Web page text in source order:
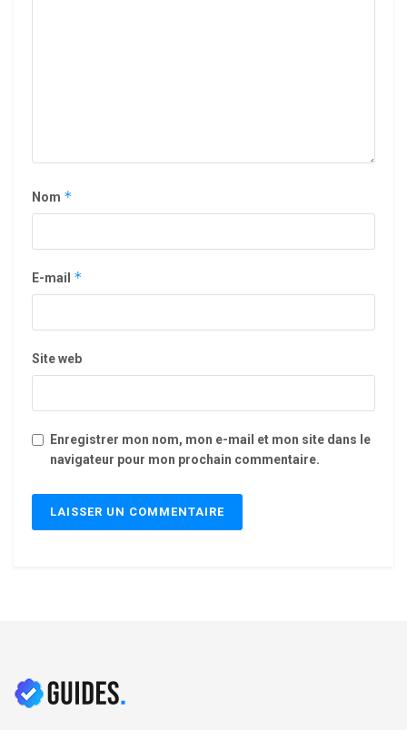
Nom *
E-mail *
Site web
Enregistrer mon nom, mon e-mail et mon site dans le
navigateur pour mon prochain commentaire.